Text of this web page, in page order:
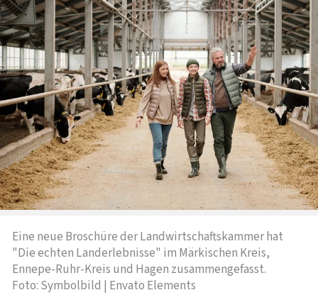
Eine neue Broschüre der Landwirtschaftskammer hat
"Die echten Landerlebnisse" im Märkischen Kreis,
Ennepe-Ruhr-Kreis und Hagen zusammengefasst.
Foto: Symbolbild | Envato Elements